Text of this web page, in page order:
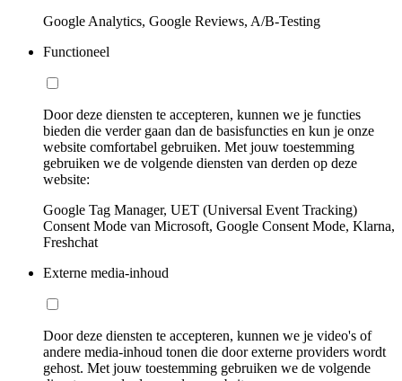
Google Analytics, Google Reviews, A/B-Testing
Functioneel
Door deze diensten te accepteren, kunnen we je functies
bieden die verder gaan dan de basisfuncties en kun je onze
website comfortabel gebruiken. Met jouw toestemming
gebruiken we de volgende diensten van derden op deze
website:
Google Tag Manager, UET (Universal Event Tracking)
Consent Mode van Microsoft, Google Consent Mode, Klarna,
Freshchat
Externe media-inhoud
Door deze diensten te accepteren, kunnen we je video's of
andere media-inhoud tonen die door externe providers wordt
gehost. Met jouw toestemming gebruiken we de volgende